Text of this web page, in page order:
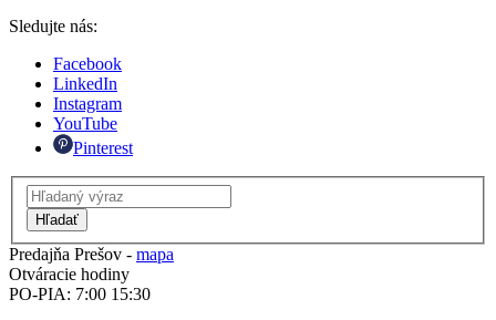
Sledujte nás:
Facebook
LinkedIn
Instagram
YouTube
Pinterest
Hľadať
Predajňa Prešov - mapa
Otváracie hodiny
PO-PIA: 7:00 15:30